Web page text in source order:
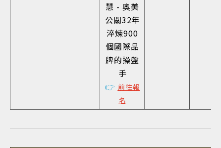
慧 - 奧美
公關32年
淬煉900
個國際品
牌的操盤
手
👉 前往報
名